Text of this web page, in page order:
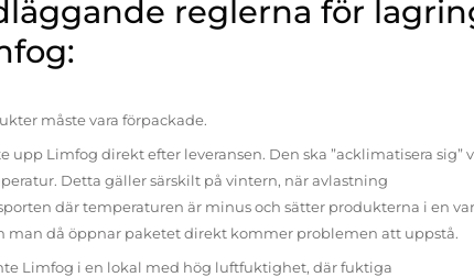
reglerna för
måste vara förpackade.
upp Limfog direkt efter leveransen. Den ska ”acklimatisera sig”
Detta gäller särskilt på vintern, när avlastning
där temperaturen är minus och sätter produkterna i en
man då öppnar paketet direkt kommer problemen att uppstå.
Limfog i en lokal med hög luftfuktighet, där fuktiga